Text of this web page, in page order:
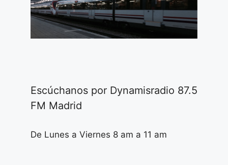
Escúchanos por Dynamisradio 87.5
FM Madrid
De Lunes a Viernes 8 am a 11 am